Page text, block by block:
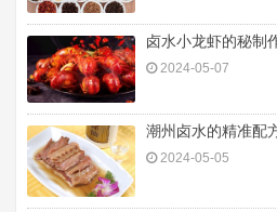
卤水小龙虾的秘制
2024-05-07
潮州卤水的精准配
2024-05-05